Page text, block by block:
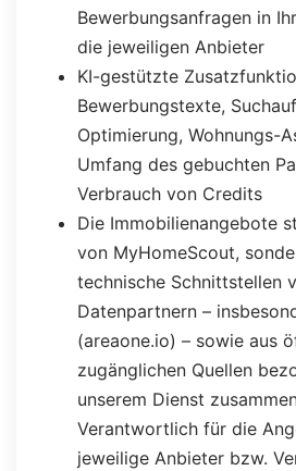
Bewerbungsanfragen in
die jeweiligen Anbieter
KI-gestützte
Bewerbungstexte,
Optimierung, Wohnungs-
Umfang des gebuchten
Verbrauch von Credits
Die Immobilienangebote
von MyHomeScout,
technische Schnittstellen
Datenpartnern –
(areaone.io) – sowie aus
zugänglichen Quellen
unserem Dienst
Verantwortlich für die
jeweilige Anbieter bzw.